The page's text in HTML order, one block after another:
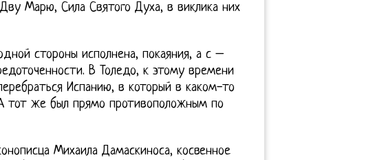
Марю, Сила Святого Духа, в виклика них
стороны исполнена, покаяния, а с –
В Толедо, к этому времени
Испанию, в который в каком-то
тот же был прямо противоположным по
Михаила Дамаскиноса, косвенное